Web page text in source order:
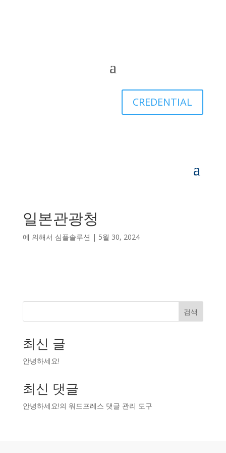
CREDENTIAL
일본관광청
에 의해서 심플솔루션 | 5월 30, 2024
검색
최신 글
안녕하세요!
최신 댓글
안녕하세요!의 워드프레스 댓글 관리 도구